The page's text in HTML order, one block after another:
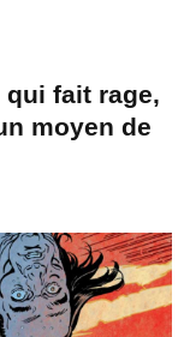
qui fait rage,
moyen de